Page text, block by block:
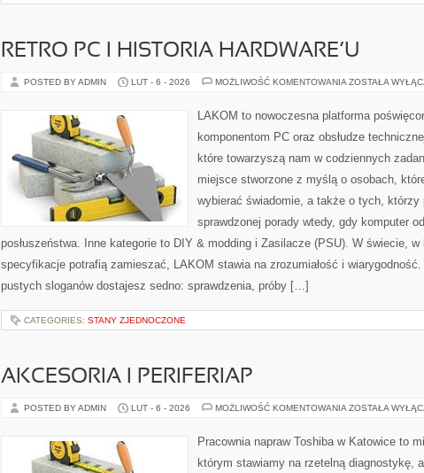
RETRO PC I HISTORIA HARDWARE’U
POSTED BY ADMIN LUT - 6 - 2026 MOŻLIWOŚĆ KOMENTOWANIA RETRO
HISTORIA
HARDWARE’U
ZOSTAŁA
LAKOM to nowoczesna platforma
komponentom PC oraz obsłudze
które towarzyszą nam w codziennych
miejsce stworzone z myślą o osobach,
wybierać świadomie, a także o tych, którzy
sprawdzonej porady wtedy, gdy komputer
posłuszeństwa. Inne kategorie to DIY & modding i Zasilacze (PSU). W świecie, w
specyfikacje potrafią zamieszać, LAKOM stawia na zrozumiałość i
pustych sloganów dostajesz sedno: sprawdzenia, próby […]
CATEGORIES: STANY ZJEDNOCZONE
AKCESORIA I PERIFERIAP
POSTED BY ADMIN LUT - 6 - 2026 MOŻLIWOŚĆ KOMENTOWANIA AKCESORIA
ZOSTAŁA
Pracownia napraw Toshiba w Katowice to
którym stawiamy na rzetelną diagnostykę,